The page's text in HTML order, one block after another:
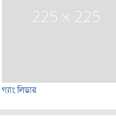
গ্যাং লিডার